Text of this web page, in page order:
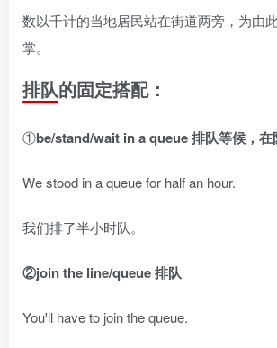
数以千计的当地居民站在街道两旁，为由
掌。
排队的固定搭配：
①be/stand/wait in a queue 排队等候，在
We stood in a queue for half an hour.
我们排了半小时队。
②join the line/queue 排队
You'll have to join the queue.